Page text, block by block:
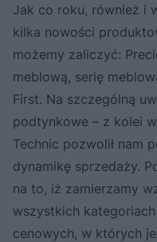
Jak co roku, również i
kilka nowości
możemy zaliczyć:
meblową, serię
First. Na szczególną
podtynkowe – z kolei
Technic pozwolił nam
dynamikę sprzedaży.
na to, iż zamierzamy
wszystkich
cenowych, w których